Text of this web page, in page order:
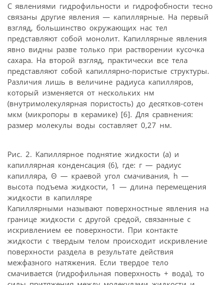
С явлениями гидрофильности и гидрофобности тесно
связаны другие явления — капиллярные. На первый
взгляд, большинство окружающих нас тел
представляют собой монолит. Капиллярные явления
явно видны разве только при растворении кусочка
сахара. На второй взгляд, практически все тела
представляют собой капиллярно-пористые структуры.
Различия лишь в величине радиуса капилляров,
который изменяется от нескольких нм
(внутримолекулярная пористость) до десятков-сотен
мкм (микропоры в керамике) [6]. Для сравнения:
размер молекулы воды составляет 0,27 нм.
Рис. 2. Капиллярное поднятие жидкости (а) и
капиллярная конденсация (6), где: г — радиус
капилляра, Θ — краевой угол смачивания, h —
высота подъема жидкости, 1 — длина перемещения
жидкости в капилляре
Капиллярными называют поверхностные явления на
границе жидкости с другой средой, связанные с
искривлением ее поверхности. При контакте
жидкости с твердым телом происходит искривление
поверхности раздела в результате действия
межфазного натяжения. Если твердое тело
смачивается (гидрофильная поверхность + вода), то